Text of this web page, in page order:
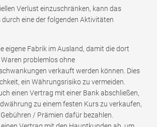
Verlust einzuschränken, kann das
durch eine der folgenden Aktivitäten
eigene Fabrik im Ausland, damit die dort
problemlos ohne
verkauft werden können. Dies
ein Währungsrisiko zu vermeiden.
einen Vertrag mit einer Bank abschließen,
zu einem festen Kurs zu verkaufen,
/ Prämien dafür bezahlen.